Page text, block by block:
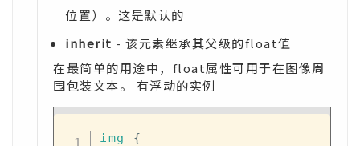
位置）。这是默认的
inherit - 该元素继承其父级的float值
在最简单的用途中，float属性可用于在图像周
围包装文本。 有浮动的实例
img
{